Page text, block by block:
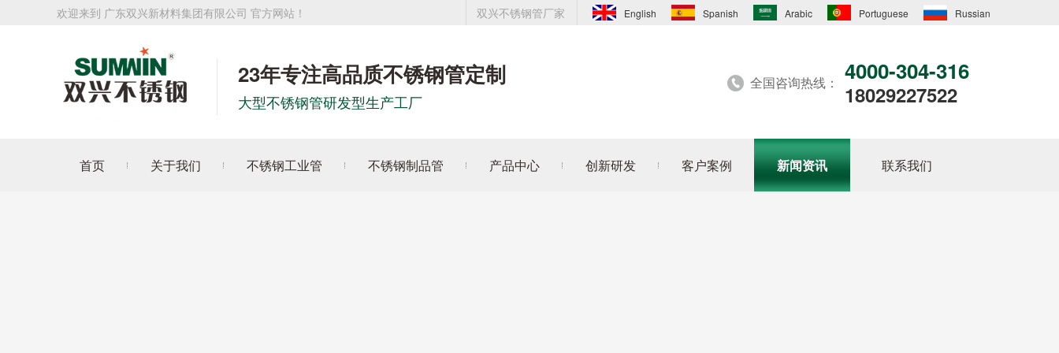
双兴不锈钢管厂家 English Spanish Arabic Portuguese Russian
欢迎来到 广东双兴新材料集团有限公司 官方网站！
23年专注高品质不锈钢管定制
大型不锈钢管研发型生产工厂
全国咨询热线： 4000-304-316
18029227522
首页 关于我们 不锈钢工业管 不锈钢制品管 产品中心 创新研发 客户案例 新闻资讯 联系我们